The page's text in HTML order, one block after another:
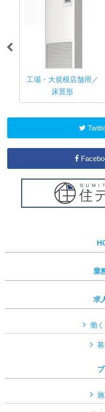
工場・大規模店舗用／
床置形
業
求
働